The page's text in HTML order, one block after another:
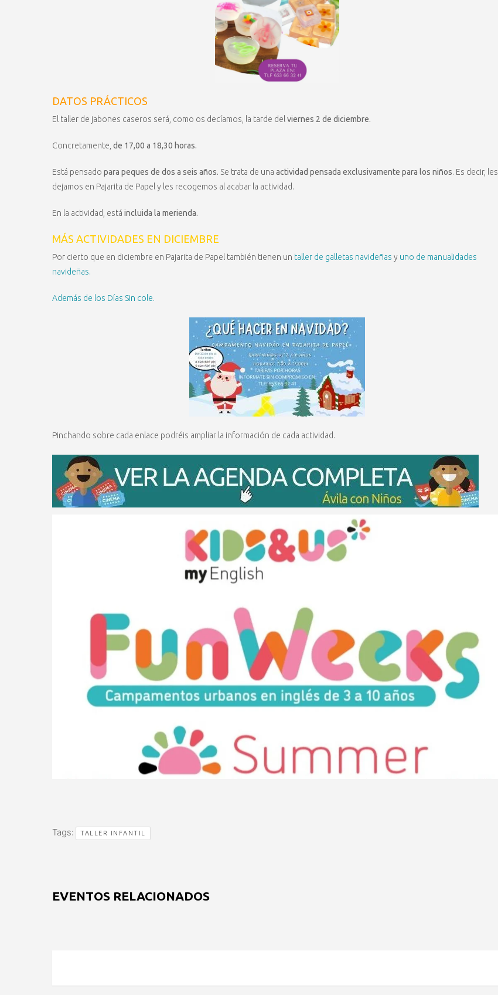
DATOS PRÁCTICOS
El taller de jabones caseros será, como os decíamos, la tarde delviernes 2 de diciembre.
Concretamente, de 17,00 a 18,30 horas.
Está pensado para peques de dos a seis años. Se trata de una actividad pensada exclusivamente para los niños. Es decir, les
dejamos en Pajarita de Papel y les recogemos al acabar la actividad.
En la actividad, está incluida la merienda.
MÁS ACTIVIDADES EN DICIEMBRE
Por cierto que en diciembre en Pajarita de Papel también tienen un taller de galletas navideñas y uno de manualidades
navideñas.
Además de los Días Sin cole.
Pinchando sobre cada enlace podréis ampliar la información de cada actividad.
Tags: TALLER INFANTIL
EVENTOS RELACIONADOS